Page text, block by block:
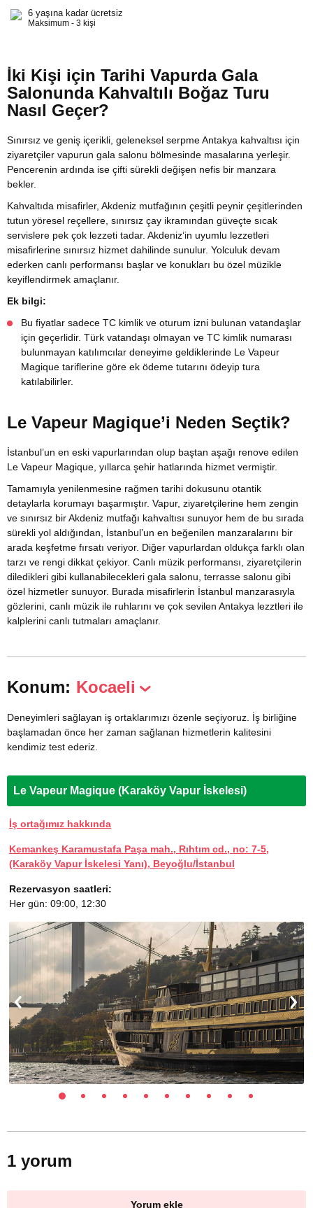
6 yaşına kadar ücretsiz
Maksimum - 3 kişi
İki Kişi için Tarihi Vapurda Gala
Salonunda Kahvaltılı Boğaz Turu
Nasıl Geçer?
Sınırsız ve geniş içerikli, geleneksel serpme Antakya kahvaltısı için
ziyaretçiler vapurun gala salonu bölmesinde masalarına yerleşir.
Pencerenin ardında ise çifti sürekli değişen nefis bir manzara
bekler.
Kahvaltıda misafirler, Akdeniz mutfağının çeşitli peynir çeşitlerinden
tutun yöresel reçellere, sınırsız çay ikramından güveçte sıcak
servislere pek çok lezzeti tadar. Akdeniz’in uyumlu lezzetleri
misafirlerine sınırsız hizmet dahilinde sunulur. Yolculuk devam
ederken canlı performansı başlar ve konukları bu özel müzikle
keyiflendirmek amaçlanır.
Ek bilgi:
Bu fiyatlar sadece TC kimlik ve oturum izni bulunan vatandaşlar
için geçerlidir. Türk vatandaşı olmayan ve TC kimlik numarası
bulunmayan katılımcılar deneyime geldiklerinde Le Vapeur
Magique tariflerine göre ek ödeme tutarını ödeyip tura
katılabilirler.
Le Vapeur Magique’i Neden Seçtik?
İstanbul’un en eski vapurlarından olup baştan aşağı renove edilen
Le Vapeur Magique, yıllarca şehir hatlarında hizmet vermiştir.
Tamamıyla yenilenmesine rağmen tarihi dokusunu otantik
detaylarla korumayı başarmıştır. Vapur, ziyaretçilerine hem zengin
ve sınırsız bir Akdeniz mutfağı kahvaltısı sunuyor hem de bu sırada
sürekli yol aldığından, İstanbul’un en beğenilen manzaralarını bir
arada keşfetme fırsatı veriyor. Diğer vapurlardan oldukça farklı olan
tarzı ve rengi dikkat çekiyor. Canlı müzik performansı, ziyaretçilerin
diledikleri gibi kullanabilecekleri gala salonu, terrasse salonu gibi
özel hizmetler sunuyor. Burada misafirlerin İstanbul manzarasıyla
gözlerini, canlı müzik ile ruhlarını ve çok sevilen Antakya lezztleri ile
kalplerini canlı tutmaları amaçlanır.
Konum: Kocaeli
Deneyimleri sağlayan iş ortaklarımızı özenle seçiyoruz. İş birliğine
başlamadan önce her zaman sağlanan hizmetlerin kalitesini
kendimiz test ederiz.
Le Vapeur Magique (Karaköy Vapur İskelesi)
İş ortağımız hakkında
Kemankeş Karamustafa Paşa mah., Rıhtım cd., no: 7-5,
(Karaköy Vapur İskelesi Yanı), Beyoğlu/İstanbul
Rezervasyon saatleri:
Her gün: 09:00, 12:30
1 yorum
Yorum ekle